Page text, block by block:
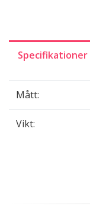
Specifikationer
Mått:
Vikt: